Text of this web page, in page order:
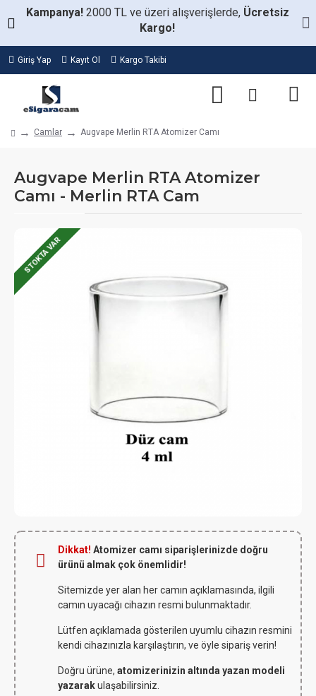
Kampanya! 2000 TL ve üzeri alışverişlerde, Ücretsiz
Kargo!
Giriş Yap Kayıt Ol Kargo Takibi
Camlar Augvape Merlin RTA Atomizer Camı
Augvape Merlin RTA Atomizer
Camı - Merlin RTA Cam
STOKTA VAR
Dikkat! Atomizer camı siparişlerinizde doğru
ürünü almak çok önemlidir!
Sitemizde yer alan her camın açıklamasında, ilgili
camın uyacağı cihazın resmi bulunmaktadır.
Lütfen açıklamada gösterilen uyumlu cihazın resmini
kendi cihazınızla karşılaştırın, ve öyle sipariş verin!
Doğru ürüne, atomizerinizin altında yazan modeli
yazarakulaşabilirsiniz.